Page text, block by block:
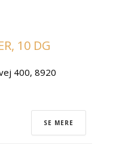
10 DG
400, 8920
SE MERE